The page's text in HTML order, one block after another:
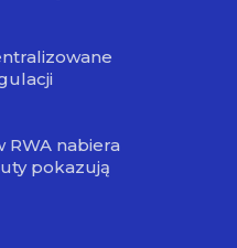
RWA nabiera
pokazują